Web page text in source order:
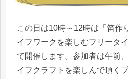
この日は10時～12時は「笛作
イフワークを楽しむフリータ
て開催します。参加者は午前
イフクラフトを楽しんで頂く